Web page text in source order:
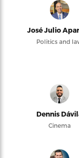
José Julio
Politics and
Dennis
Cinema